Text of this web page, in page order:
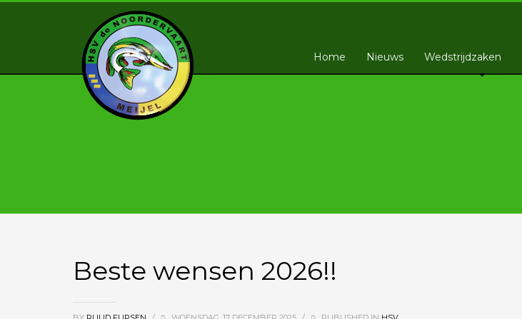
Home Nieuws Wedstrijdzaken
Beste wensen 2026!!